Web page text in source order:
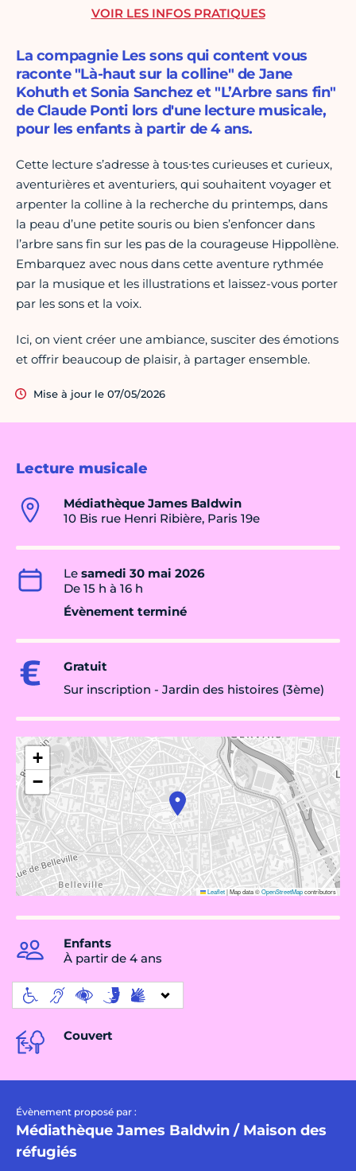
Lecture musicale
Médiathèque James Baldwin
10 Bis rue Henri Ribière, Paris 19e
Le samedi 30 mai 2026
De 15 h à 16 h
Évènement terminé
Gratuit
Sur inscription - Jardin des histoires (3ème)
+
−
Leaflet|Map data ©OpenStreetMapcontributors
Enfants
À partir de 4 ans
Couvert
Évènement proposé par :
Médiathèque James Baldwin / Maison des
réfugiés
La compagnie Les sons qui content vous
raconte "Là-haut sur la colline" de Jane
Kohuth et Sonia Sanchez et "L’Arbre sans fin"
de Claude Ponti lors d'une lecture musicale,
pour les enfants à partir de 4 ans.
Cette lecture s’adresse à tous∙tes curieuses et curieux,
aventurières et aventuriers, qui souhaitent voyager et
arpenter la colline à la recherche du printemps, dans
la peau d’une petite souris ou bien s’enfoncer dans
l’arbre sans fin sur les pas de la courageuse Hippollène.
Embarquez avec nous dans cette aventure rythmée
par la musique et les illustrations et laissez-vous porter
par les sons et la voix.
Ici, on vient créer une ambiance, susciter des émotions
et offrir beaucoup de plaisir, à partager ensemble.
Mise à jour le 07/05/2026
VOIR LES INFOS PRATIQUES